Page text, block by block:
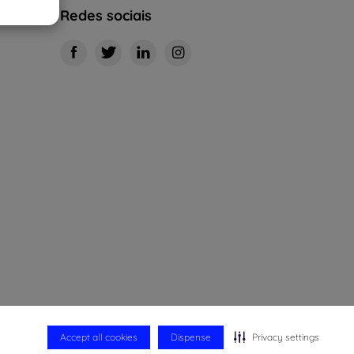
Accept all cookies Dispense Privacy settings
Redes sociais